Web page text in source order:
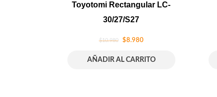
Toyotomi Rectangular LC-
30/27/S27
$10.980 $8.980
AÑADIR AL CARRITO